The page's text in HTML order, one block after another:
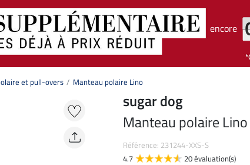
encore
et pull-overs Manteau polaire Lino
sugar dog
Manteau polaire Lino
Référence: 231244-XXS-S
4.7
20 évaluation(s)